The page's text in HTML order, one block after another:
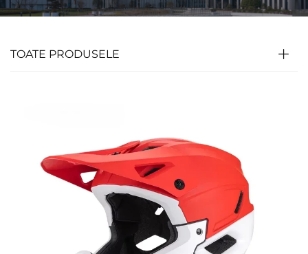
TOATE PRODUSELE